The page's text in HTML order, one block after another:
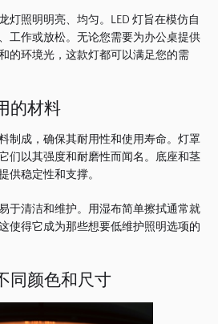
灯照明明亮、均匀。
LED 灯旨在模仿自
工作或放松。 无论您需要为办公桌提供
的环境光，这款灯都可以满足您的需
的材料
制成，确保其耐用性和使用寿命。 灯罩
们以其强度和耐磨性而闻名。 底座和茎
供稳定性和支撑。
于清洁和维护。 用湿布简单擦拭通常就
使得它成为那些想要低维护照明选项的
同颜色和尺寸